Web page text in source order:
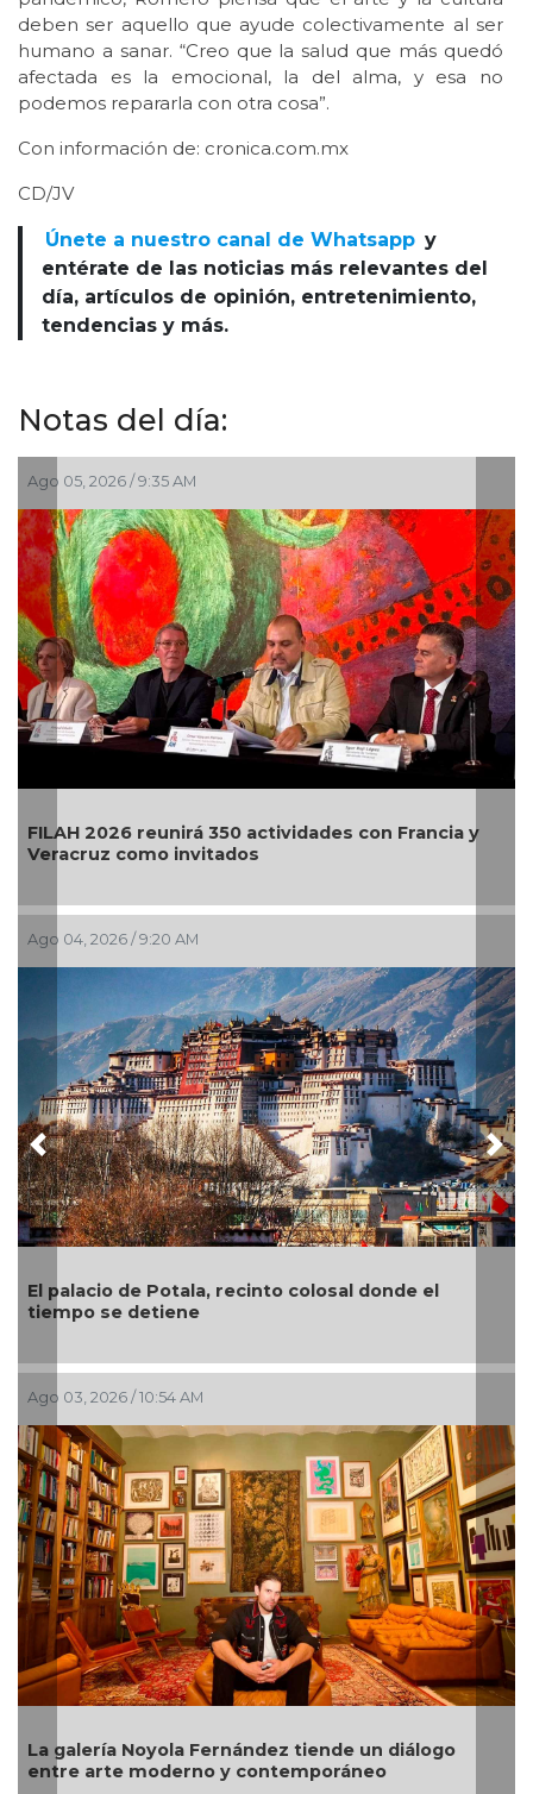
deben ser aquello que ayude colectivamente al ser
humano a sanar. “Creo que la salud que más quedó
afectada es la emocional, la del alma, y esa no
podemos repararla con otra cosa”.
Con información de: cronica.com.mx
CD/JV
Únete a nuestro canal de Whatsapp y
entérate de las noticias más relevantes del
día, artículos de opinión, entretenimiento,
tendencias y más.
Notas del día:
con Francia y
donde el
un diálogo
Jul 30, 2026 / 10:20 AM
El primer Encuentro Internacional de
llega a Bellas Artes
Jul 29, 2026 / 9:54 AM
“El arte es como una tablita de
el pintor veracruzano Nahúm B. Zenil
Jul 28, 2026 / 9:37 AM
Cultura exige retirar de subasta en
piezas arqueológicas de México
Previous